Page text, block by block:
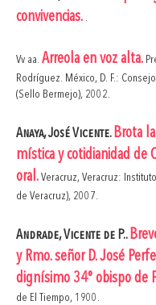
convivencias. .
Vv aa. Arreola en voz alta.
Rodríguez. México, D. F.:
(Sello Bermejo), 2002.
Anaya, José Vicente.Brota
mística y cotidianidad de
oral. Veracruz, Veracruz:
de Veracruz), 2007.
Andrade, Vicente de P..
y Rmo. señor D. José
dignísimo 34° obispo de
de El Tiempo, 1900.